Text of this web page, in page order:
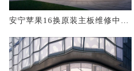
安宁苹果16换原装主板维修中心